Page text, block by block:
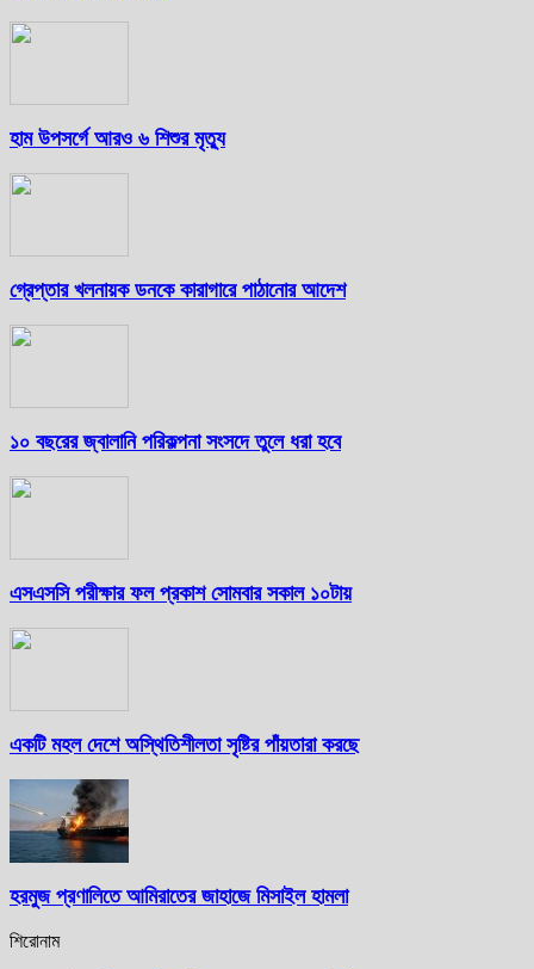
হাম উপসর্গে আরও ৬ শিশুর মৃত্যু
গ্রেপ্তার খলনায়ক ডনকে কারাগারে পাঠানোর আদেশ
১০ বছরের জ্বালানি পরিকল্পনা সংসদে তুলে ধরা হবে
এসএসসি পরীক্ষার ফল প্রকাশ সোমবার সকাল ১০টায়
একটি মহল দেশে অস্থিতিশীলতা সৃষ্টির পাঁয়তারা করছে
হরমুজ প্রণালিতে আমিরাতের জাহাজে মিসাইল হামলা
শিরোনাম